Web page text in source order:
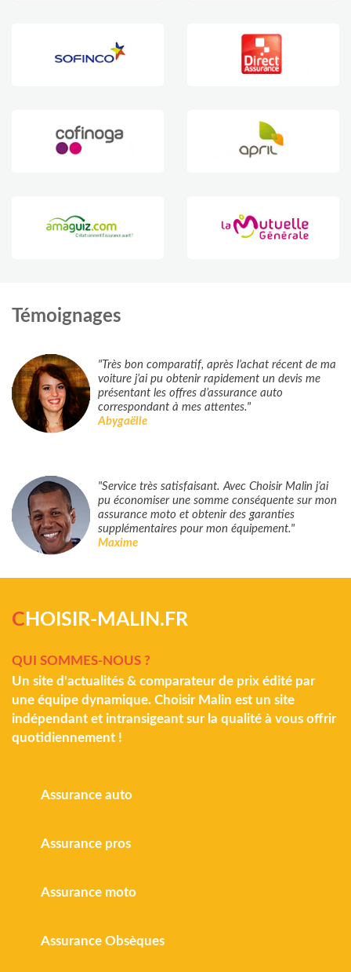
Témoignages
"Très bon comparatif, après l’achat récent de ma
voiture j’ai pu obtenir rapidement un devis me
présentant les offres d’assurance auto
correspondant à mes attentes."
Abygaëlle
"Service très satisfaisant. Avec Choisir Malin j’ai
pu économiser une somme conséquente sur mon
assurance moto et obtenir des garanties
supplémentaires pour mon équipement."
Maxime
C HOISIR-MALIN.FR
QUI SOMMES-NOUS ?
Un site d'actualités & comparateur de prix édité par
une équipe dynamique. Choisir Malin est un site
indépendant et intransigeant sur la qualité à vous offrir
quotidiennement !
Assurance auto
Assurance pros
Assurance moto
Assurance Obsèques